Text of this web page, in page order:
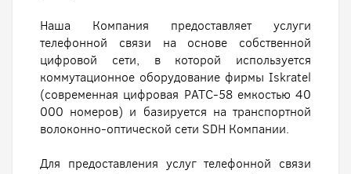
Наша Компания предоставляет услуги
телефонной связи на основе собственной
цифровой сети, в которой используется
коммутационное оборудование фирмы Iskratel
(современная цифровая РАТС-58 емкостью 40
000 номеров) и базируется на транспортной
волоконно-оптической сети SDH Компании.
Для предоставления услуг телефонной связи